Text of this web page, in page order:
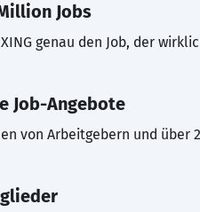
Jobs
genau den Job, der
Job-Angebote
von Arbeitgebern und über